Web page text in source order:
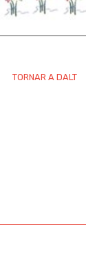
TORNAR A DALT